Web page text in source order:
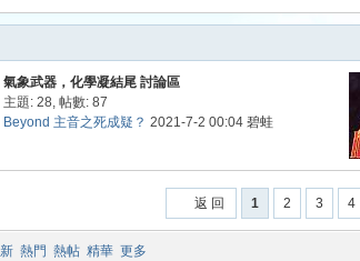
氣象武器，化學凝結尾 討論區
主題: 28, 帖數: 87
Beyond 主音之死成疑？ 2021-7-2 00:04 碧蛙
1 2 3 4
返 回
熱門 熱帖 精華 更多